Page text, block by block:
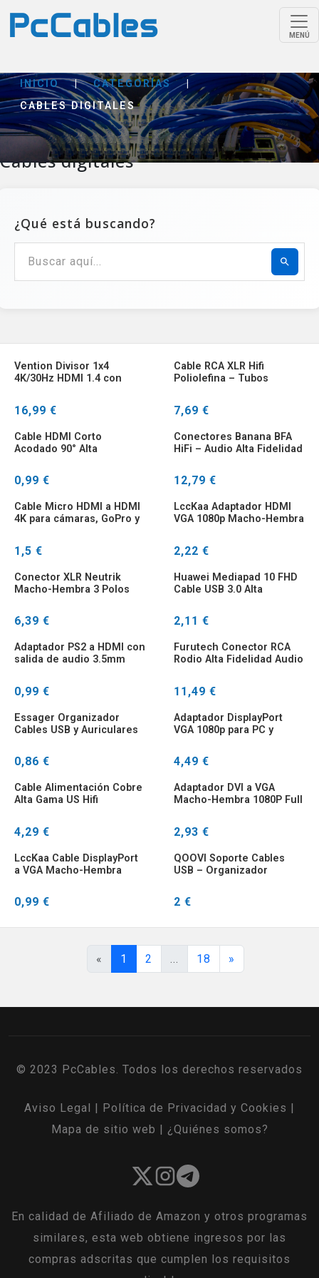
MENÚ
INICIO | CATEGORÍAS
|
CABLES DIGITALES
Cables digitales
¿Qué está buscando?
Vention Divisor 1x4
4K/30Hz HDMI 1.4 con
16,99 €
Cable RCA XLR Hifi
Poliolefina – Tubos
7,69 €
Cable HDMI Corto
Acodado 90° Alta
0,99 €
Conectores Banana BFA
HiFi – Audio Alta Fidelidad
12,79 €
Cable Micro HDMI a HDMI
4K para cámaras, GoPro y
1,5 €
LccKaa Adaptador HDMI
VGA 1080p Macho-Hembra
2,22 €
Conector XLR Neutrik
Macho-Hembra 3 Polos
6,39 €
Huawei Mediapad 10 FHD
Cable USB 3.0 Alta
2,11 €
Adaptador PS2 a HDMI con
salida de audio 3.5mm
0,99 €
Furutech Conector RCA
Rodio Alta Fidelidad Audio
11,49 €
Essager Organizador
Cables USB y Auriculares
0,86 €
Adaptador DisplayPort
VGA 1080p para PC y
4,49 €
Cable Alimentación Cobre
Alta Gama US Hifi
4,29 €
Adaptador DVI a VGA
Macho-Hembra 1080P Full
2,93 €
LccKaa Cable DisplayPort
a VGA Macho-Hembra
0,99 €
QOOVI Soporte Cables
USB – Organizador
2 €
« 1 2 ... 18 »
© 2023 PcCables. Todos los derechos reservados
Aviso Legal Política de Privacidad y Cookies
Mapa de sitio web
¿Quiénes somos?
En calidad de Afiliado de Amazon y otros programas
similares, esta web obtiene ingresos por las
compras adscritas que cumplen los requisitos